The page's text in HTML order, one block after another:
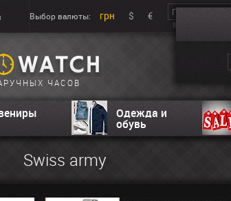
Выбор валюты: грн $ €
Введите
ЧАСОВ
Одежда и
обувь
Swiss army